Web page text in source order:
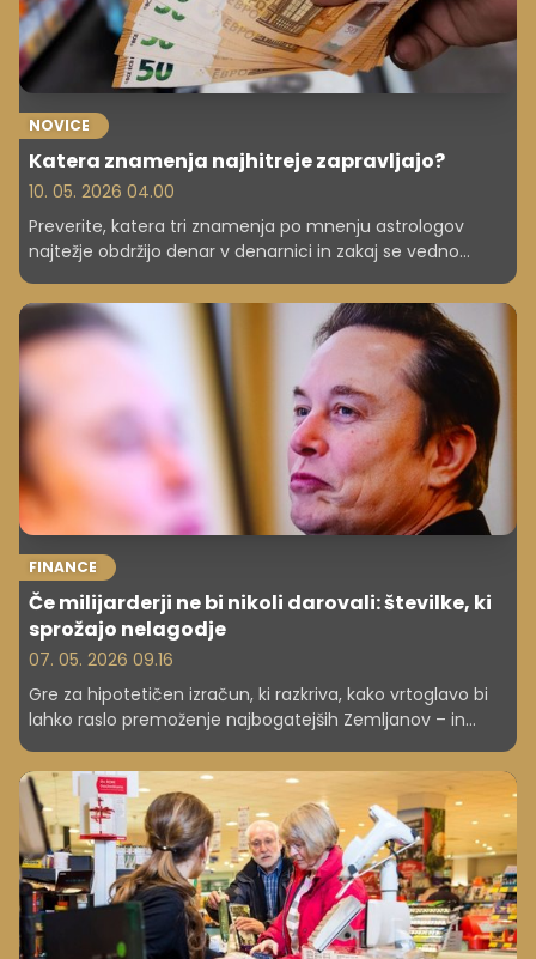
NOVICE
Katera znamenja najhitreje zapravljajo?
10. 05. 2026 04.00
Preverite, katera tri znamenja po mnenju astrologov
najtežje obdržijo denar v denarnici in zakaj se vedno
znajdejo v rdečih številkah.
FINANCE
Če milijarderji ne bi nikoli darovali: številke, ki
sprožajo nelagodje
07. 05. 2026 09.16
Gre za hipotetičen izračun, ki razkriva, kako vrtoglavo bi
lahko raslo premoženje najbogatejših Zemljanov – in
hkrati odpira neprijetno vprašanje o denarju, moči in
odgovornosti.